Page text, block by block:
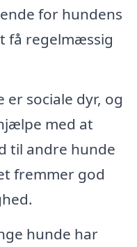
for hundens
få regelmæssig
er sociale dyr, og
med at
til andre hunde
fremmer god
hunde har